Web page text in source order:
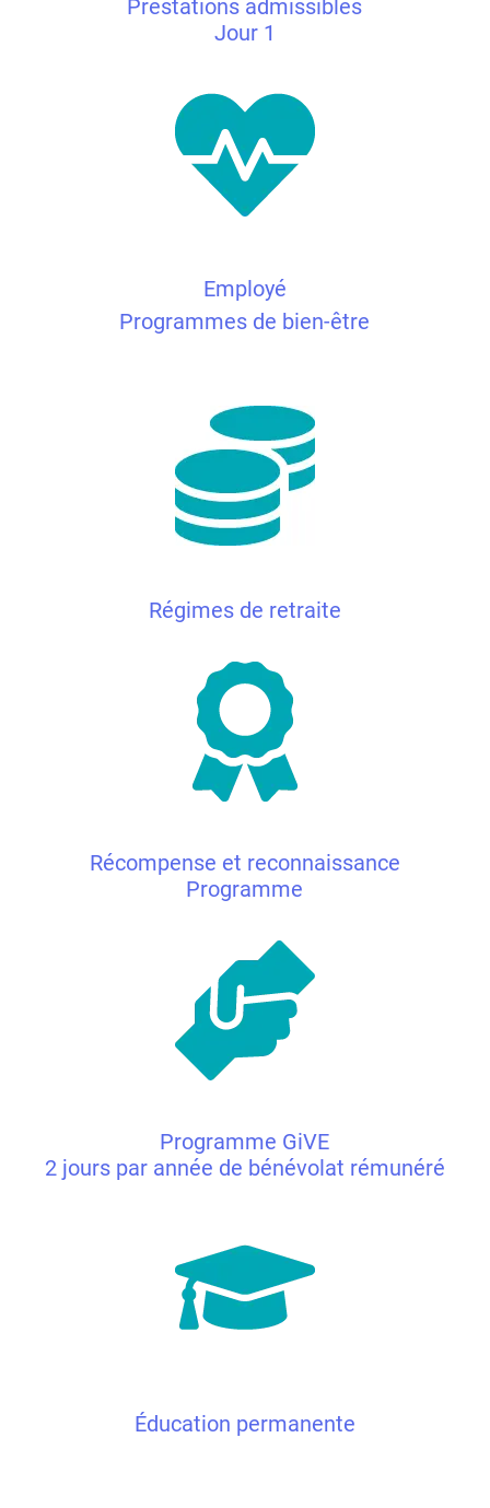
Prestations admissibles
Jour 1
Employé
Programmes de bien-être
Régimes de retraite
Récompense et reconnaissance
Programme
Programme GiVE
2 jours par année de bénévolat rémunéré
Éducation permanente